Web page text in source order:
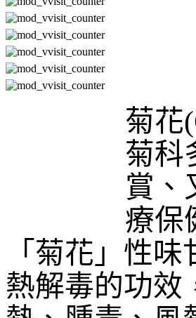
菊花
菊科
賞、
療保
「菊花」性
熱解毒的功效